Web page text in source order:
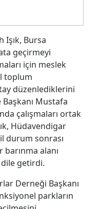
Işık, Bursa
geçirmeyi
için meslek
toplum
düzenlediklerini
Mustafa
çalışmaları ortak
Hüdavendigar
durum sonrası
alanı
getirdi.
Derneği Başkanı
parkların